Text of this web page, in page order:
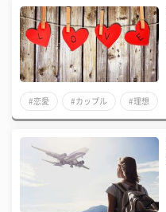
#恋愛 #カップル #理想